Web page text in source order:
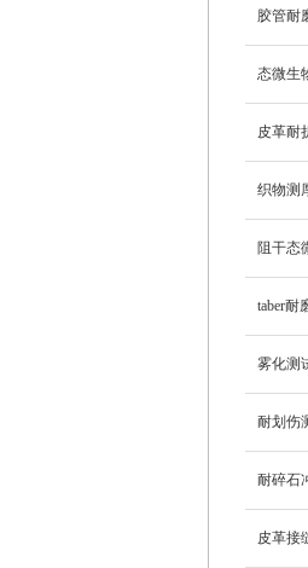
胶管耐
态微生
皮革耐
织物测
阻干态
taber耐
雾化测
耐划伤
耐碎石
皮革接